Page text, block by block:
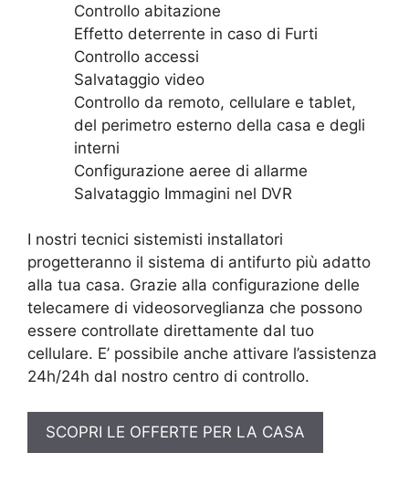
Controllo abitazione
Effetto deterrente in caso di Furti
Controllo accessi
Salvataggio video
Controllo da remoto, cellulare e tablet,
del perimetro esterno della casa e degli
interni
Configurazione aeree di allarme
Salvataggio Immagini nel DVR
I nostri tecnici sistemisti installatori
progetteranno il sistema di antifurto più adatto
alla tua casa. Grazie alla configurazione delle
telecamere di videosorveglianza che possono
essere controllate direttamente dal tuo
cellulare. E’ possibile anche attivare l’assistenza
24h/24h dal nostro centro di controllo.
SCOPRI LE OFFERTE PER LA CASA